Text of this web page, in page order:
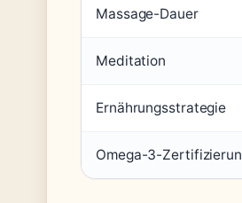
Massage-Dauer
Meditation
Ernährungsstrategie
Omega-3-